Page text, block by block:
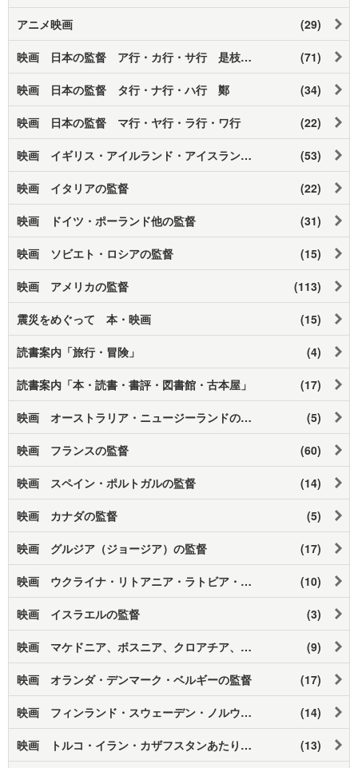
アニメ映画 (29)
映画 日本の監督 ア行・カ行・サ行 是枝・黒沢 (71)
映画 日本の監督 タ行・ナ行・ハ行 鄭 (34)
映画 日本の監督 マ行・ヤ行・ラ行・ワ行 (22)
映画 イギリス・アイルランド・アイスランドの監督 (53)
映画 イタリアの監督 (22)
映画 ドイツ・ポーランド他の監督 (31)
映画 ソビエト・ロシアの監督 (15)
映画 アメリカの監督 (113)
震災をめぐって 本・映画 (15)
読書案内「旅行・冒険」 (4)
読書案内「本・読書・書評・図書館・古本屋」 (17)
映画 オーストラリア・ニュージーランドの監督 (5)
映画 フランスの監督 (60)
映画 スペイン・ポルトガルの監督 (14)
映画 カナダの監督 (5)
映画 グルジア（ジョージア）の監督 (17)
映画 ウクライナ・リトアニア・ラトビア・エストニアの監督 (10)
映画 イスラエルの監督 (3)
映画 マケドニア、ボスニア、クロアチア、チェコ、スロベニアの監督 (9)
映画 オランダ・デンマーク・ベルギーの監督 (17)
映画 フィンランド・スウェーデン・ノルウェイの監督 (14)
映画 トルコ・イラン・カザフスタンあたりの映画監督 (13)